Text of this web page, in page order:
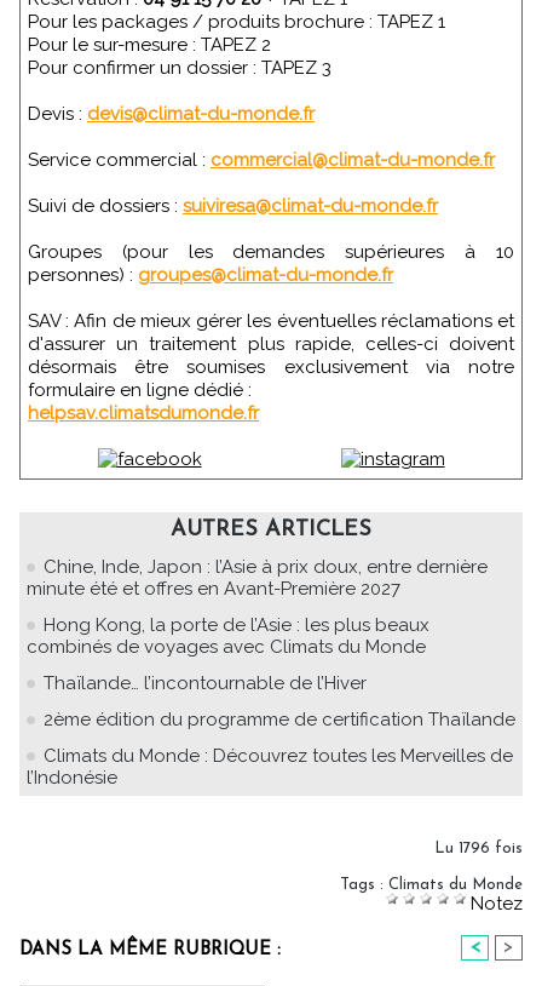
Pour les packages / produits brochure : TAPEZ 1
Pour le sur-mesure : TAPEZ 2
Pour confirmer un dossier : TAPEZ 3
Devis : devis@climat-du-monde.fr
Service commercial : commercial@climat-du-monde.fr
Suivi de dossiers : suiviresa@climat-du-monde.fr
Groupes (pour les demandes supérieures à 10
personnes) : groupes@climat-du-monde.fr
SAV : Afin de mieux gérer les éventuelles réclamations et
d'assurer un traitement plus rapide, celles-ci doivent
désormais être soumises exclusivement via notre
formulaire en ligne dédié :
helpsav.climatsdumonde.fr
AUTRES ARTICLES
Chine, Inde, Japon : l’Asie à prix doux, entre dernière
minute été et offres en Avant-Première 2027
Hong Kong, la porte de l’Asie : les plus beaux
combinés de voyages avec Climats du Monde
Thaïlande… l’incontournable de l’Hiver
2ème édition du programme de certification Thaïlande
Climats du Monde : Découvrez toutes les Merveilles de
l’Indonésie
Lu 1796 fois
Tags : Climats du Monde
Notez
DANS LA MÊME RUBRIQUE : < >